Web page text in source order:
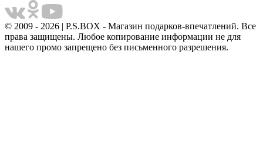
© 2009 - 2026 | P.S.BOX - Магазин подарков-впечатлений. Все
права защищены. Любое копирование информации не для
нашего промо запрещено без письменного разрешения.